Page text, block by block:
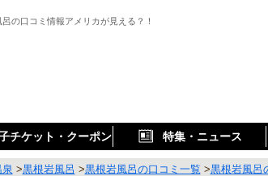
の口コミ情報アメリカが見える？！
チケット・クーポン 特集・ニュース
>黒根岩風呂 >黒根岩風呂の口コミ一覧 >黒根岩風呂